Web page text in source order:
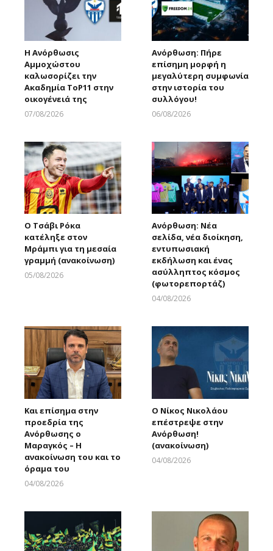
Η Ανόρθωσις
Αμμοχώστου
καλωσορίζει την
Ακαδημία ToP11 στην
οικογένειά της
07/08/2026
Ανόρθωση: Πήρε
επίσημη μορφή η
μεγαλύτερη συμφωνία
στην ιστορία του
συλλόγου!
06/08/2026
Ο Τσάβι Ρόκα
κατέληξε στον
Μράμπι για τη μεσαία
γραμμή (ανακοίνωση)
05/08/2026
Ανόρθωση: Νέα
σελίδα, νέα διοίκηση,
εντυπωσιακή
εκδήλωση και ένας
ασύλληπτος κόσμος
(φωτορεπορτάζ)
04/08/2026
Και επίσημα στην
προεδρία της
Ανόρθωσης ο
Μαραγκός – Η
ανακοίνωση του και το
όραμα του
04/08/2026
Ο Νίκος Νικολάου
επέστρεψε στην
Ανόρθωση!
(ανακοίνωση)
04/08/2026